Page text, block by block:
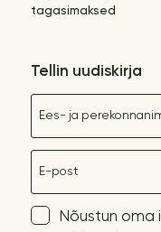
tagasimaksed
Tellin uudiskirja
Nõustun